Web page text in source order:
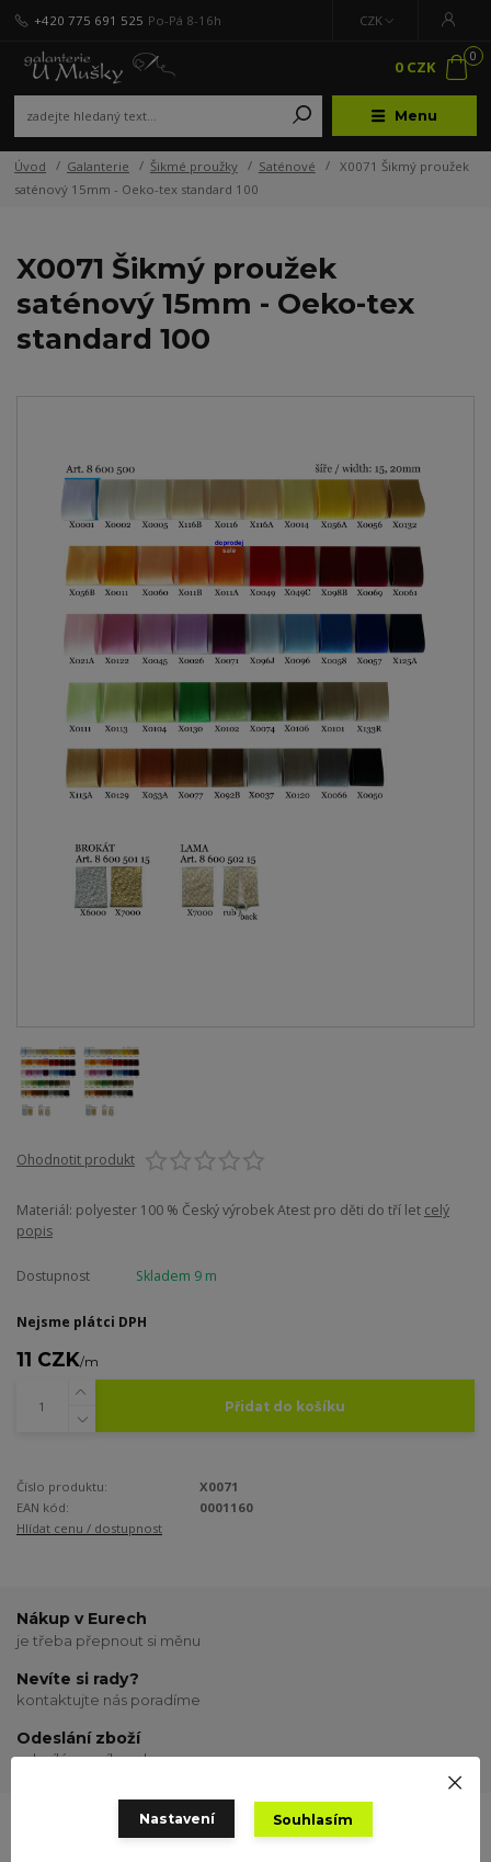
Menu
CZK
+420 775 691 525 Po-Pá 8-16h
0
0 CZK
Úvod Galanterie Šikmé proužky Saténové
X0071 Šikmý proužek
saténový 15mm - Oeko-tex standard 100
X0071 Šikmý proužek
saténový 15mm - Oeko-tex
standard 100
Ohodnotit produkt
Materiál: polyester 100 % Český výrobek Atest pro děti do tří let celý
popis
Dostupnost Skladem 9 m
Nejsme plátci DPH
11 CZK/m
Přidat do košíku
Číslo produktu:
X0071
EAN kód:
0001160
Hlídat cenu / dostupnost
Nákup v Eurech
je třeba přepnout si měnu
Nevíte si rady?
kontaktujte nás poradíme
Odeslání zboží
odesílám o víkendu
Nastavení Souhlasím